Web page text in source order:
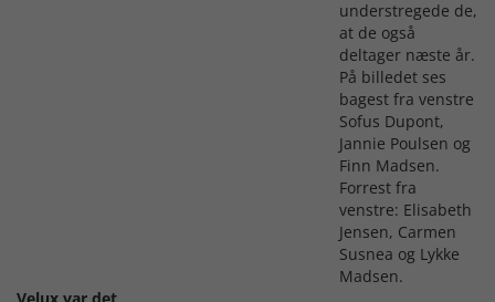
understregede de,
at de også
deltager næste år.
På billedet ses
bagest fra venstre
Sofus Dupont,
Jannie Poulsen og
Finn Madsen.
Forrest fra
venstre: Elisabeth
Jensen, Carmen
Susnea og Lykke
Madsen.